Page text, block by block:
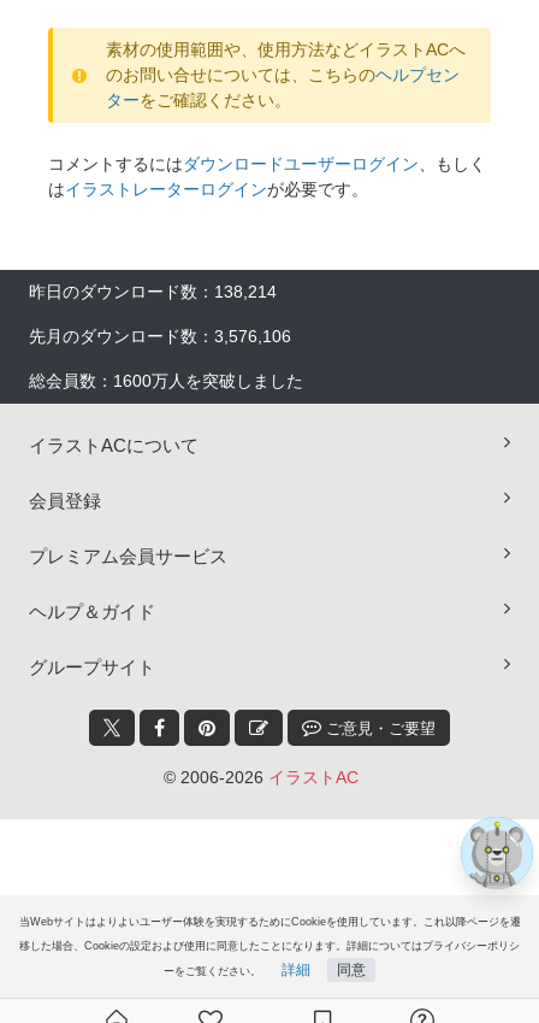
当Webサイトはよりよいユーザー体験を実現するためにCookieを使用しています。これ以降ページを遷
移した場合、Cookieの設定および使用に同意したことになります。詳細についてはプライバシーポリシ
ーをご覧ください。 詳細 同意
素材の使用範囲や、使用方法などイラストACへ
のお問い合せについては、こちらのヘルプセン
ターをご確認ください。
コメントするにはダウンロードユーザーログイン、もしく
はイラストレーターログインが必要です。
昨日のダウンロード数：138,214
先月のダウンロード数：3,576,106
総会員数：1600万人を突破しました
イラストACについて
会員登録
プレミアム会員サービス
ヘルプ＆ガイド
グループサイト
ご意見・ご要望
© 2006-2026 イラストAC